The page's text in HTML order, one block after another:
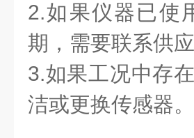
2.如果仪器已使
期，需要联系供
3.如果工况中存
洁或更换传感器。